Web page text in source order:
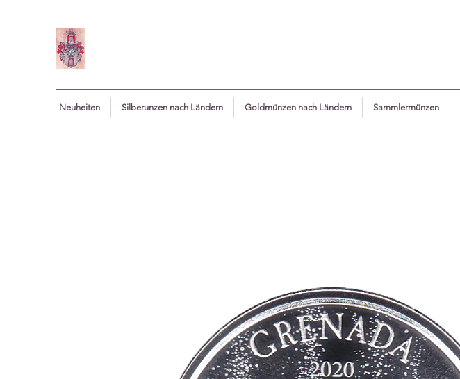
Neuheiten Silberunzen nach Ländern Goldmünzen nach Ländern Sammlermünzen